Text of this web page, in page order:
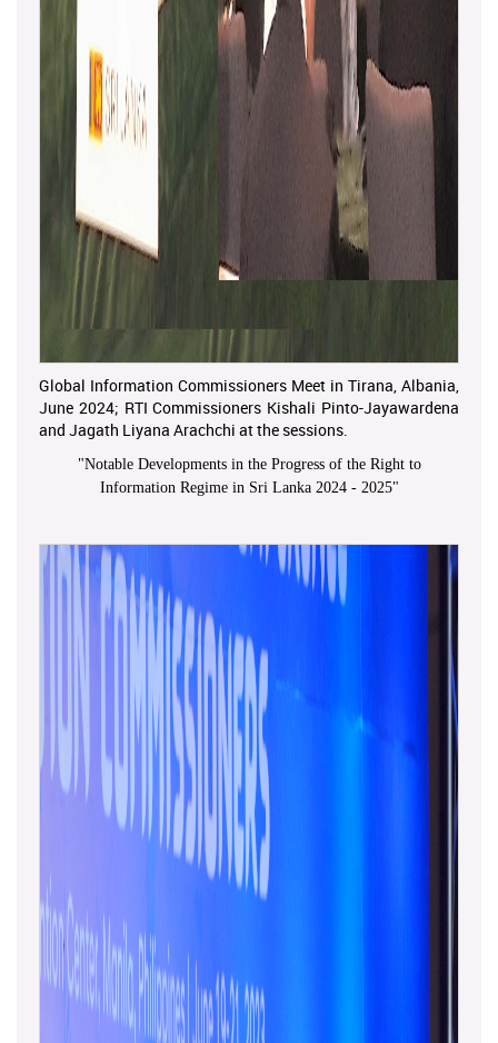
Global Information Commissioners Meet in Tirana, Albania,
June 2024; RTI Commissioners Kishali Pinto-Jayawardena
and Jagath Liyana Arachchi at the sessions.
"Notable Developments in the Progress of the Right to
Information Regime in Sri Lanka 2024 - 2025"